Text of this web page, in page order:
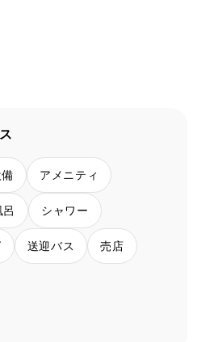
アメニティ
シャワー
送迎バス 売店